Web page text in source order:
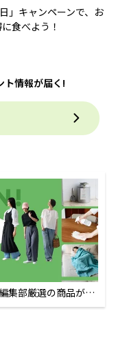
」キャンペーンで、お
食べよう！
ト情報が届く!
集部厳選の商品が買